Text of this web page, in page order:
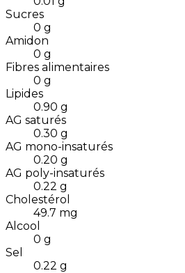
Sucres
0 g
Amidon
0 g
Fibres alimentaires
0 g
Lipides
0.90 g
AG saturés
0.30 g
AG mono-insaturés
0.20 g
AG poly-insaturés
0.22 g
Cholestérol
49.7 mg
Alcool
0 g
Sel
0.22 g